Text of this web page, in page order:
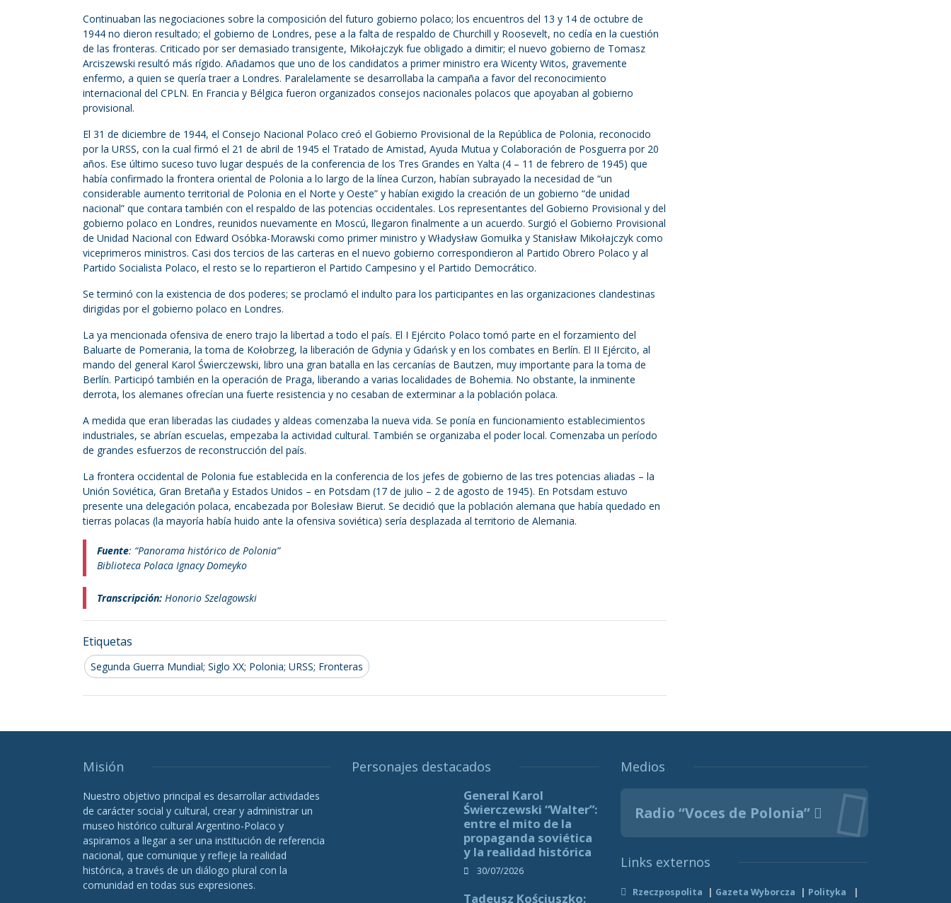
Continuaban las negociaciones sobre la composición del futuro gobierno polaco; los encuentros del 13 y 14 de octubre de
1944 no dieron resultado; el gobierno de Londres, pese a la falta de respaldo de Churchill y Roosevelt, no cedía en la cuestión
de las fronteras. Criticado por ser demasiado transigente, Mikołajczyk fue obligado a dimitir; el nuevo gobierno de Tomasz
Arciszewski resultó más rígido. Añadamos que uno de los candidatos a primer ministro era Wicenty Witos, gravemente
enfermo, a quien se quería traer a Londres. Paralelamente se desarrollaba la campaña a favor del reconocimiento
internacional del CPLN. En Francia y Bélgica fueron organizados consejos nacionales polacos que apoyaban al gobierno
provisional.
El 31 de diciembre de 1944, el Consejo Nacional Polaco creó el Gobierno Provisional de la República de Polonia, reconocido
por la URSS, con la cual firmó el 21 de abril de 1945 el Tratado de Amistad, Ayuda Mutua y Colaboración de Posguerra por 20
años. Ese último suceso tuvo lugar después de la conferencia de los Tres Grandes en Yalta (4 – 11 de febrero de 1945) que
había confirmado la frontera oriental de Polonia a lo largo de la línea Curzon, habían subrayado la necesidad de “un
considerable aumento territorial de Polonia en el Norte y Oeste” y habían exigido la creación de un gobierno “de unidad
nacional” que contara también con el respaldo de las potencias occidentales. Los representantes del Gobierno Provisional y del
gobierno polaco en Londres, reunidos nuevamente en Moscú, llegaron finalmente a un acuerdo. Surgió el Gobierno Provisional
de Unidad Nacional con Edward Osóbka-Morawski como primer ministro y Władysław Gomułka y Stanisław Mikołajczyk como
viceprimeros ministros. Casi dos tercios de las carteras en el nuevo gobierno correspondieron al Partido Obrero Polaco y al
Partido Socialista Polaco, el resto se lo repartieron el Partido Campesino y el Partido Democrático.
Se terminó con la existencia de dos poderes; se proclamó el indulto para los participantes en las organizaciones clandestinas
dirigidas por el gobierno polaco en Londres.
La ya mencionada ofensiva de enero trajo la libertad a todo el país. El I Ejército Polaco tomó parte en el forzamiento del
Baluarte de Pomerania, la toma de Kołobrzeg, la liberación de Gdynia y Gdańsk y en los combates en Berlín. El II Ejército, al
mando del general Karol Świerczewski, libro una gran batalla en las cercanías de Bautzen, muy importante para la toma de
Berlín. Participó también en la operación de Praga, liberando a varias localidades de Bohemia. No obstante, la inminente
derrota, los alemanes ofrecían una fuerte resistencia y no cesaban de exterminar a la población polaca.
A medida que eran liberadas las ciudades y aldeas comenzaba la nueva vida. Se ponía en funcionamiento establecimientos
industriales, se abrían escuelas, empezaba la actividad cultural. También se organizaba el poder local. Comenzaba un período
de grandes esfuerzos de reconstrucción del país.
La frontera occidental de Polonia fue establecida en la conferencia de los jefes de gobierno de las tres potencias aliadas – la
Unión Soviética, Gran Bretaña y Estados Unidos – en Potsdam (17 de julio – 2 de agosto de 1945). En Potsdam estuvo
presente una delegación polaca, encabezada por Bolesław Bierut. Se decidió que la población alemana que había quedado en
tierras polacas (la mayoría había huido ante la ofensiva soviética) sería desplazada al territorio de Alemania.
Fuente: “Panorama histórico de Polonia”
Biblioteca Polaca Ignacy Domeyko
Transcripción: Honorio Szelagowski
Etiquetas
Segunda Guerra Mundial; Siglo XX; Polonia; URSS; Fronteras
Misión
Nuestro objetivo principal es desarrollar actividades
de carácter social y cultural, crear y administrar un
museo histórico cultural Argentino-Polaco y
aspiramos a llegar a ser una institución de referencia
nacional, que comunique y refleje la realidad
histórica, a través de un diálogo plural con la
comunidad en todas sus expresiones.
Personajes destacados
General Karol
Świerczewski “Walter”:
entre el mito de la
propaganda soviética
y la realidad histórica
30/07/2026
Tadeusz Kościuszko:
Medios
Radio “Voces de Polonia”
Links externos
Rzeczpospolita Gazeta Wyborcza Polityka